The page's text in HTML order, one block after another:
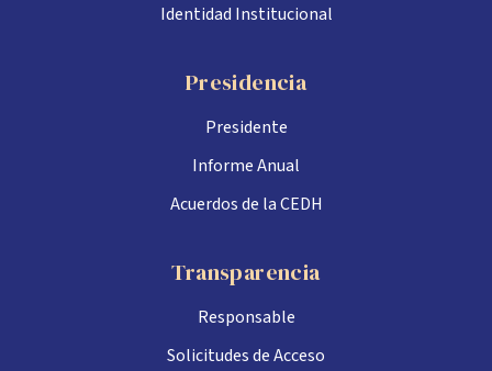
Identidad Institucional
Presidencia
Presidente
Informe Anual
Acuerdos de la CEDH
Transparencia
Responsable
Solicitudes de Acceso